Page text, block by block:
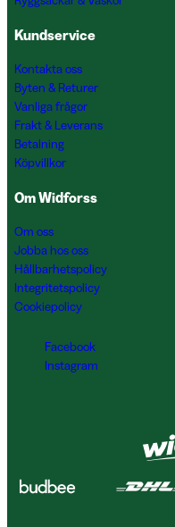
Kundservice
Kontakta oss
Byten & Returer
Vanliga frågor
Frakt & Leverans
Betalning
Köpvillkor
Om Widforss
Om oss
Jobba hos oss
Hållbarhetspolicy
Integritetspolicy
Cookiepolicy
Facebook
Instagram